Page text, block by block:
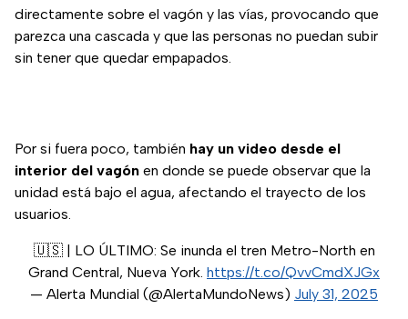
directamente sobre el vagón y las vías, provocando que
parezca una cascada y que las personas no puedan subir
sin tener que quedar empapados.
Por si fuera poco, también hay un video desde el
interior del vagón en donde se puede observar que la
unidad está bajo el agua, afectando el trayecto de los
usuarios.
🇺🇸 | LO ÚLTIMO: Se inunda el tren Metro-North en
Grand Central, Nueva York. https://t.co/QvvCmdXJGx
— Alerta Mundial (@AlertaMundoNews) July 31, 2025